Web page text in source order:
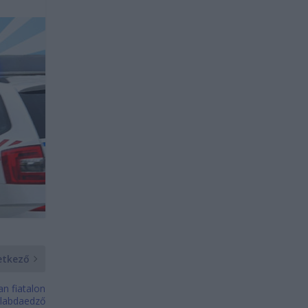
fiatalon